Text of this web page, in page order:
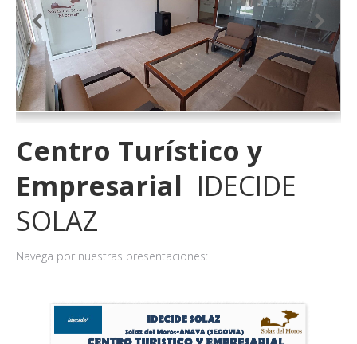
Centro Turístico y
Empresarial IDECIDE
SOLAZ
Navega por nuestras presentaciones: